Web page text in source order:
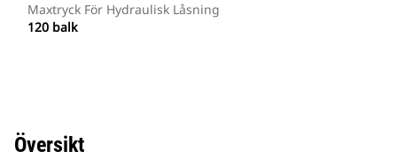
Maxtryck För Hydraulisk Låsning
120 balk
Översikt